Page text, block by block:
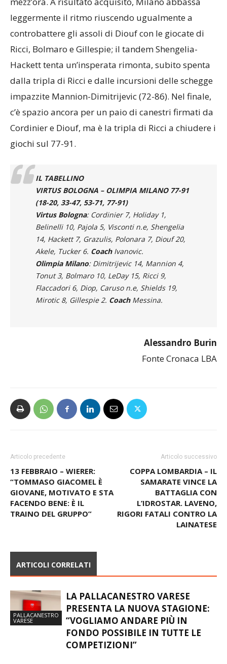
leggermente il ritmo riuscendo ugualmente a
controbattere gli assoli di Diouf con le giocate di
Ricci, Bolmaro e Gillespie; il tandem Shengelia-
Hackett tenta un’insperata rimonta, subito spenta
dalla tripla di Ricci e dalle incursioni delle schegge
impazzite Mannion-Dimitrijevic (72-86). Nel finale,
c’è spazio ancora per un paio di canestri firmati da
Cordinier e Diouf, ma è la tripla di Ricci a chiudere i
giochi sul 77-91.
IL TABELLINO
VIRTUS BOLOGNA – OLIMPIA MILANO 77-91
(18-20, 33-47, 53-71, 77-91)
Virtus Bologna: Cordinier 7, Holiday 1,
Belinelli 10, Pajola 5, Visconti n.e, Shengelia
14, Hackett 7, Grazulis, Polonara 7, Diouf 20,
Akele, Tucker 6. Coach Ivanovic.
Olimpia Milano: Dimitrijevic 14, Mannion 4,
Tonut 3, Bolmaro 10, LeDay 15, Ricci 9,
Flaccadori 6, Diop, Caruso n.e, Shields 19,
Mirotic 8, Gillespie 2. Coach Messina.
Alessandro Burin
Fonte Cronaca LBA
Articolo precedente
13 FEBBRAIO – WIERER:
“TOMMASO GIACOMEL È
GIOVANE, MOTIVATO E STA
FACENDO BENE: È IL
TRAINO DEL GRUPPO”
Articolo successivo
COPPA LOMBARDIA – IL
SAMARATE VINCE LA
BATTAGLIA CON
L’IDROSTAR. LAVENO,
RIGORI FATALI CONTRO LA
LAINATESE
ARTICOLI CORRELATI
PALLACANESTRO
VARESE
LA PALLACANESTRO VARESE
PRESENTA LA NUOVA STAGIONE:
“VOGLIAMO ANDARE PIÙ IN
FONDO POSSIBILE IN TUTTE LE
COMPETIZIONI”